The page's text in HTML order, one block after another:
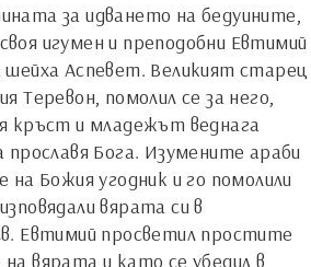
за идването на бедуините,
игумен и преподобни Евтимий
шейха Аспевет. Великият старец
Теревон, помолил се за него,
кръст и младежът веднага
прославя Бога. Изумените араби
на Божия угодник и го помолили
вярата си в
Евтимий просветил простите
вярата и като се убедил в